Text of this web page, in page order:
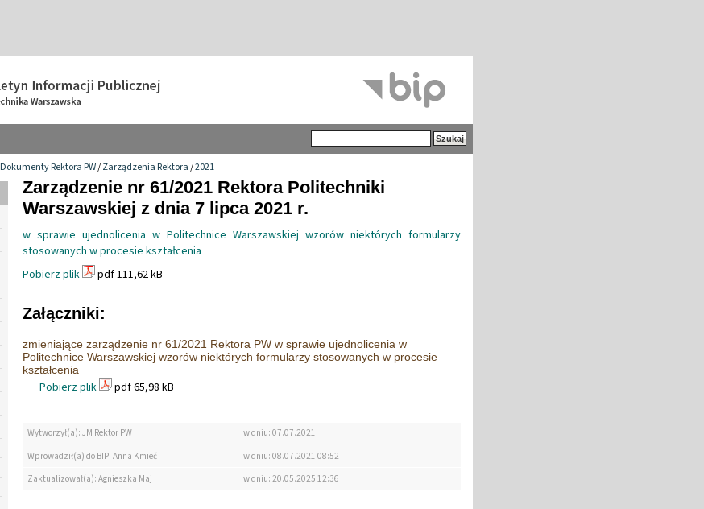
Dokumenty Rektora PW/Zarządzenia Rektora/2021
Zarządzenie nr 61/2021 Rektora Politechniki
Warszawskiej z dnia 7 lipca 2021 r.
w sprawie ujednolicenia w Politechnice Warszawskiej wzorów niektórych formularzy
stosowanych w procesie kształcenia
Pobierz plik
pdf 111,62 kB
Załączniki:
zmieniające zarządzenie nr 61/2021 Rektora PW w sprawie ujednolicenia w
Politechnice Warszawskiej wzorów niektórych formularzy stosowanych w procesie
kształcenia
Pobierz plik pdf 65,98 kB
Wytworzył(a): JM Rektor PW
w dniu: 07.07.2021
Wprowadził(a) do BIP: Anna Kmieć
w dniu: 08.07.2021 08:52
Zaktualizował(a): Agnieszka Maj
w dniu: 20.05.2025 12:36